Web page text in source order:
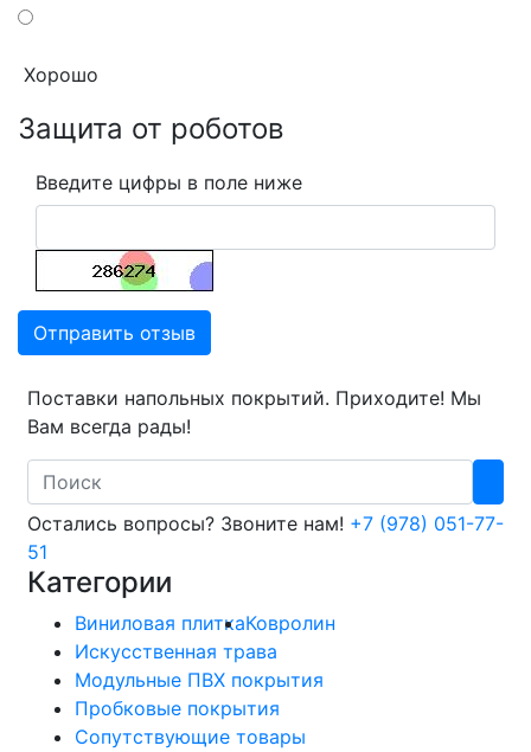
Хорошо
Защита от роботов
Введите цифры в поле ниже
Отправить отзыв
Поставки напольных покрытий. Приходите! Мы
Вам всегда рады!
Search
Остались вопросы? Звоните нам! +7 (978) 051-77-
51
Категории
Виниловая плиткаКовролин
Искусственная трава
Модульные ПВХ покрытия
Пробковые покрытия
Сопутствующие товары